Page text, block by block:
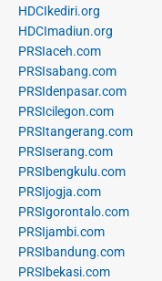
HDCIkediri.org
HDCImadiun.org
PRSIaceh.com
PRSIsabang.com
PRSIdenpasar.com
PRSIcilegon.com
PRSItangerang.com
PRSIserang.com
PRSIbengkulu.com
PRSIjogja.com
PRSIgorontalo.com
PRSIjambi.com
PRSIbandung.com
PRSIbekasi.com